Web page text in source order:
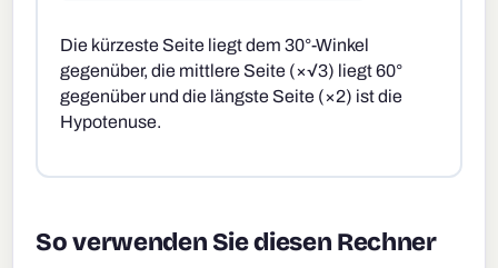
Die kürzeste Seite liegt dem 30°-Winkel
gegenüber, die mittlere Seite (×√3) liegt 60°
gegenüber und die längste Seite (×2) ist die
Hypotenuse.
So verwenden Sie diesen Rechner